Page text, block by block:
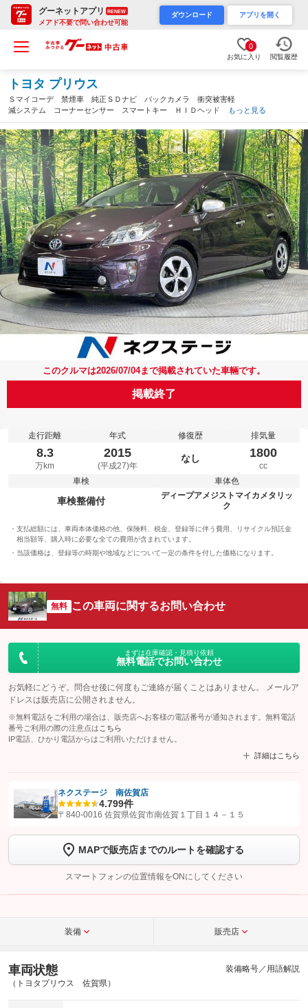
グーネットアプリ RENEW
メアド不要で問い合わせ可能
ダウンロード アプリを開く
0
お気に入り 閲覧履歴
トヨタ プリウス
Ｓマイコーデ 禁煙車 純正ＳＤナビ バックカメラ 衝突被害軽
減システム コーナーセンサー スマートキー ＨＩＤヘッド ビ
ルトインＥＴＣ 純正１６インチアルミ オートライト オートエ
アコン Ｂｌｕｅｔｏｏｔｈ ＣＤ（佐賀県）
もっと見る
このクルマは2026/07/04まで掲載されていた車輛です。
掲載終了
走行距離
8.3
万km
年式
2015
(平成27)年
修復歴
なし
排気量
1800
cc
車検
車検整備付
車体色
ディープアメジストマイカメタリッ
ク
支払総額には、車両本体価格の他、保険料、税金、登録等に伴う費用、リサイクル預託金
相当額等、購入時に必要な全ての費用が含まれています。
当該価格は、登録等の時期や地域などについて一定の条件を付した価格になります。
無料 この車両に関するお問い合わせ
まずは在庫確認・見積り依頼
無料電話でお問い合わせ
お気軽にどうぞ。問合せ後に何度もご連絡が届くことはありません。 メールア
ドレスは販売店に公開されません。
※無料電話をご利用の場合は、販売店へお客様の電話番号が通知されます。無料電話
番号ご利用の際の注意点は こちら
IP電話、ひかり電話からはご利用いただけません。
詳細はこちら
【STEP1】認証画面でグーネットを友だち追加してから「許可する」ボタンを押
トーク画面で
ボタンをタップして問い合わせを
完了してください。
こちら
ネクステージ 南佐賀店
4.799件
〒840-0016 佐賀県佐賀市南佐賀１丁目１４－１５
MAPで販売店までのルートを確認する
スマートフォンの位置情報をONにしてください
装備 販売店
車両状態
（トヨタプリウス 佐賀県）
装備略号／用語解説